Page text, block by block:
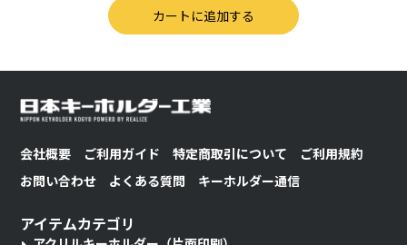
会社概要 ご利用ガイド 特定商取引について
ご利用規約
お問い合わせ
よくある質問 キーホルダー通信
アイテムカテゴリ